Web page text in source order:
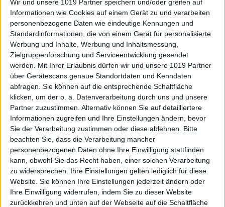
Wir und unsere 1019 Partner speichern und/oder greifen auf
Informationen wie Cookies auf einem Gerät zu und verarbeiten
personenbezogene Daten wie eindeutige Kennungen und
Standardinformationen, die von einem Gerät für personalisierte
Werbung und Inhalte, Werbung und Inhaltsmessung,
Zielgruppenforschung und Serviceentwicklung gesendet
werden.
Mit Ihrer Erlaubnis dürfen wir und unsere 1019 Partner
über Gerätescans genaue Standortdaten und Kenndaten
abfragen. Sie können auf die entsprechende Schaltfläche
klicken, um der o. a. Datenverarbeitung durch uns und unsere
Partner zuzustimmen. Alternativ können Sie auf detailliertere
Informationen zugreifen und Ihre Einstellungen ändern, bevor
Sie der Verarbeitung zustimmen oder diese ablehnen.
Bitte
beachten Sie, dass die Verarbeitung mancher
personenbezogenen Daten ohne Ihre Einwilligung stattfinden
kann, obwohl Sie das Recht haben, einer solchen Verarbeitung
zu widersprechen. Ihre Einstellungen gelten lediglich für diese
Website. Sie können Ihre Einstellungen jederzeit ändern oder
Ihre Einwilligung widerrufen, indem Sie zu dieser Website
zurückkehren und unten auf der Webseite auf die Schaltfläche